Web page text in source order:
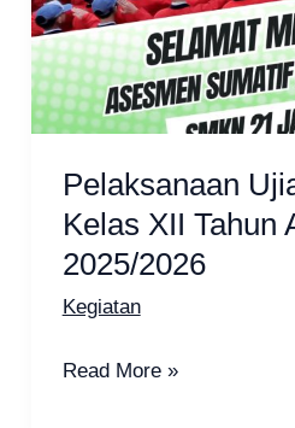
Pelaksanaan
Kelas XII Tahun
2025/2026
Kegiatan
Pelaksanaan
Read More »